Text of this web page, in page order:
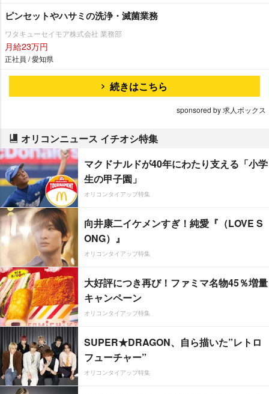
ピンセットやハサミの洗浄・滅菌業務
ワタキューセイモア株式会社 業務部
月給23万円
正社員 / 愛知県
続きはこちら
sponsored by 求人ボックス
オリコンニュース イチオシ特集
マクドナルドが40年にわたり支える「小学
生の甲子園」
オリコンタイアップ特集
向井康二イケメンすぎ！純愛『（LOVE S
ONG）』
オリコンタイアップ特集
大好評につき再び！ファミマ名物45％増量
キャンペーン
オリコンタイアップ特集
SUPER★DRAGON、自ら描いた”レトロ
フューチャー”
オリコンタイアップ特集